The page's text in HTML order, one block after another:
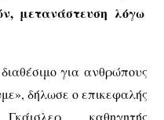
μετανάστευση λόγω
για ανθρώπους
δήλωσε ο επικεφαλής